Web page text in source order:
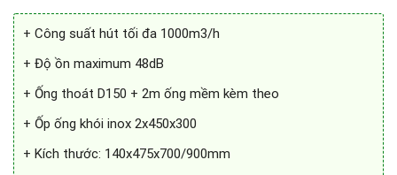
+ Công suất hút tối đa 1000m3/h
+ Độ ồn maximum 48dB
+ Ống thoát D150 + 2m ống mềm kèm theo
+ Ốp ống khói inox 2x450x300
+ Kích thước: 140x475x700/900mm